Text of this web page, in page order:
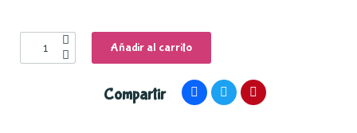
Añadir al carrito
Compartir